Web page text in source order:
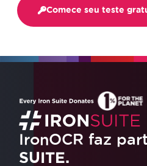
Comece seu teste
IronOCR faz
SUITE.